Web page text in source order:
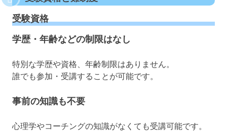
受験資格
学歴・年齢などの制限はなし
特別な学歴や資格、年齢制限はありません。
誰でも参加・受講することが可能です。
事前の知識も不要
心理学やコーチングの知識がなくても受講可能です。